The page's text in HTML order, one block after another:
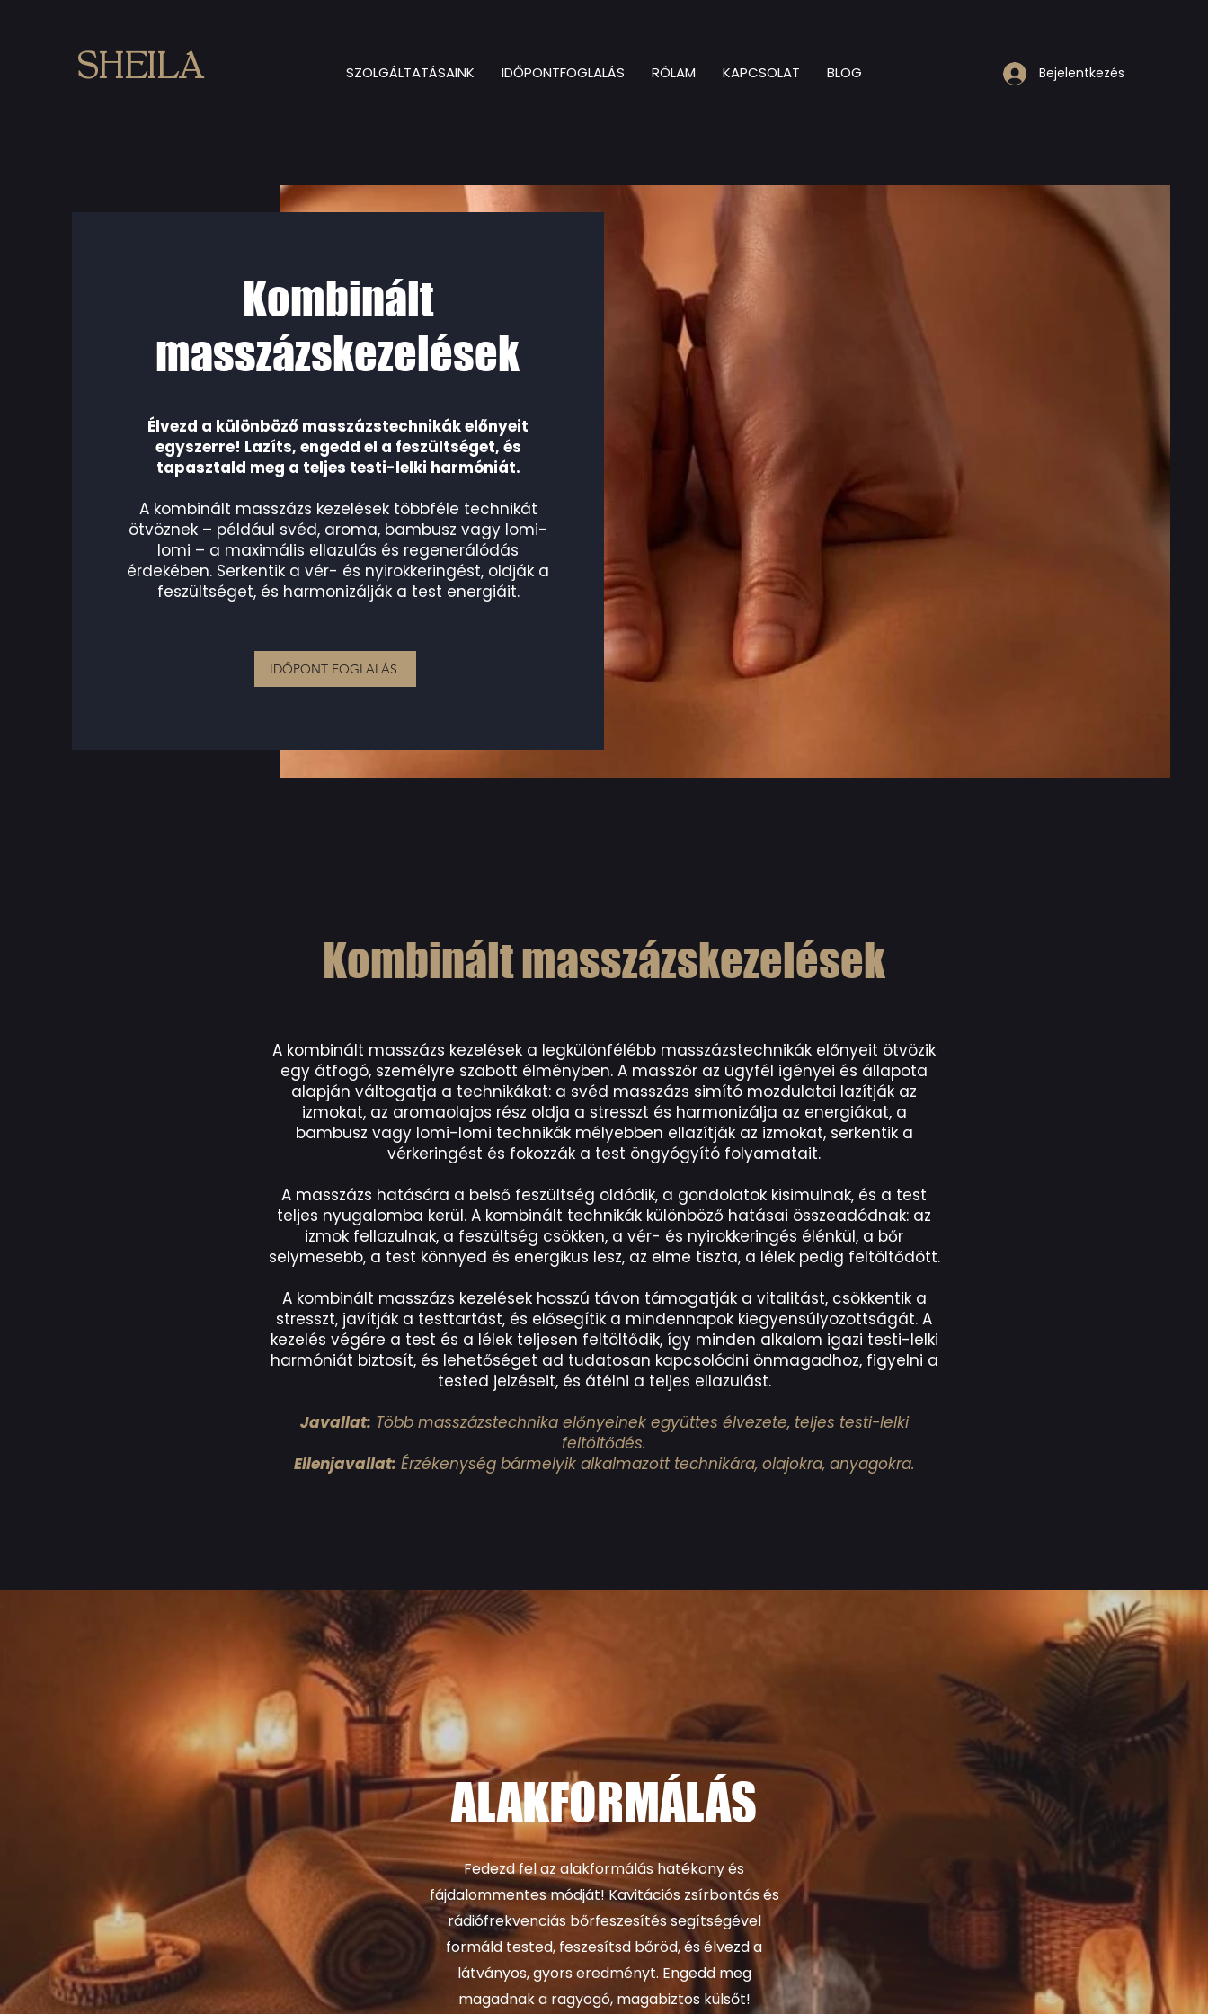
SHEILA SZOLGÁLTATÁSAINK IDŐPONTFOGLALÁS RÓLAM KAPCSOLAT BLOG Bejelentkezés
Kombinált
masszázskezelések
Élvezd a különböző masszázstechnikák előnyeit
egyszerre! Lazíts, engedd el a feszültséget, és
tapasztald meg a teljes testi-lelki harmóniát.
A kombinált masszázs kezelések többféle technikát
ötvöznek – például svéd, aroma, bambusz vagy lomi-
lomi – a maximális ellazulás és regenerálódás
érdekében. Serkentik a vér- és nyirokkeringést, oldják a
feszültséget, és harmonizálják a test energiáit.
IDŐPONT FOGLALÁS
Kombinált masszázskezelések
A kombinált masszázs kezelések a legkülönfélébb masszázstechnikák előnyeit ötvözik
egy átfogó, személyre szabott élményben. A masszőr az ügyfél igényei és állapota
alapján váltogatja a technikákat: a svéd masszázs simító mozdulatai lazítják az
izmokat, az aromaolajos rész oldja a stresszt és harmonizálja az energiákat, a
bambusz vagy lomi-lomi technikák mélyebben ellazítják az izmokat, serkentik a
vérkeringést és fokozzák a test öngyógyító folyamatait.
A masszázs hatására a belső feszültség oldódik, a gondolatok kisimulnak, és a test
teljes nyugalomba kerül. A kombinált technikák különböző hatásai összeadódnak: az
izmok fellazulnak, a feszültség csökken, a vér- és nyirokkeringés élénkül, a bőr
selymesebb, a test könnyed és energikus lesz, az elme tiszta, a lélek pedig feltöltődött.
A kombinált masszázs kezelések hosszú távon támogatják a vitalitást, csökkentik a
stresszt, javítják a testtartást, és elősegítik a mindennapok kiegyensúlyozottságát. A
kezelés végére a test és a lélek teljesen feltöltődik, így minden alkalom igazi testi-lelki
harmóniát biztosít, és lehetőséget ad tudatosan kapcsolódni önmagadhoz, figyelni a
tested jelzéseit, és átélni a teljes ellazulást.
Javallat: Több masszázstechnika előnyeinek együttes élvezete, teljes testi-lelki
feltöltődés.
Ellenjavallat: Érzékenység bármelyik alkalmazott technikára, olajokra, anyagokra.
ALAKFORMÁLÁS
Fedezd fel az alakformálás hatékony és
fájdalommentes módját! Kavitációs zsírbontás és
rádiófrekvenciás bőrfeszesítés segítségével
formáld tested, feszesítsd bőröd, és élvezd a
látványos, gyors eredményt. Engedd meg
magadnak a ragyogó, magabiztos külsőt!